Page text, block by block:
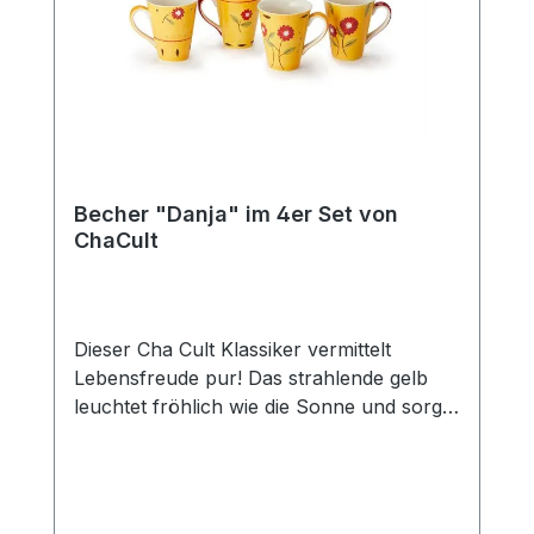
erhalten Sie so das perfekte Set für den
gedeckten Tisch und eine gemütliche Tea
Becher "Danja" im 4er Set von
ChaCult
Dieser Cha Cult Klassiker vermittelt
Lebensfreude pur! Das strahlende gelb
leuchtet fröhlich wie die Sonne und sorgt